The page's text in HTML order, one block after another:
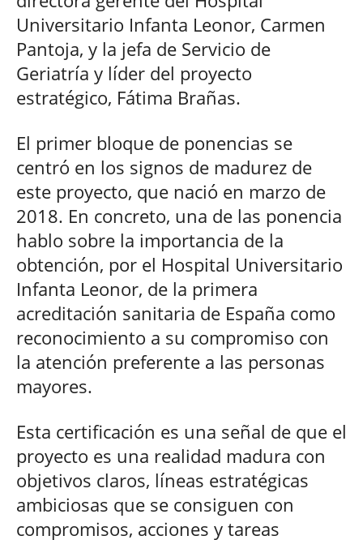
Universitario Infanta Leonor, Carmen
Pantoja, y la jefa de Servicio de
Geriatría y líder del proyecto
estratégico, Fátima Brañas.
El primer bloque de ponencias se
centró en los signos de madurez de
este proyecto, que nació en marzo de
2018. En concreto, una de las ponencia
hablo sobre la importancia de la
obtención, por el Hospital Universitario
Infanta Leonor, de la primera
acreditación sanitaria de España como
reconocimiento a su compromiso con
la atención preferente a las personas
mayores.
Esta certificación es una señal de que el
proyecto es una realidad madura con
objetivos claros, líneas estratégicas
ambiciosas que se consiguen con
compromisos, acciones y tareas